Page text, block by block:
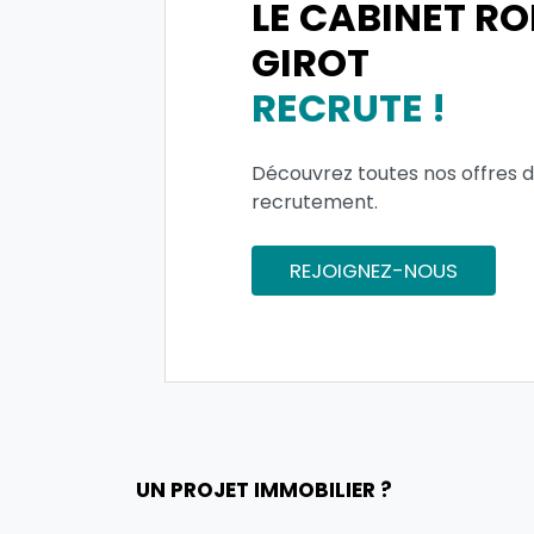
LE CABINET
GIROT
RECRUTE !
Découvrez toutes nos offres
recrutement.
REJOIGNEZ-NOUS
UN PROJET IMMOBILIER ?